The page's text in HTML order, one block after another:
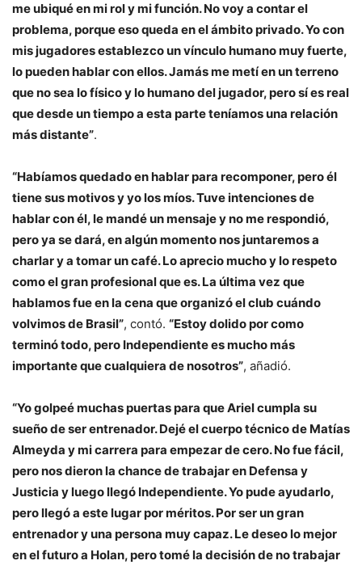
me ubiqué en mi rol y mi función. No voy a contar el
problema, porque eso queda en el ámbito privado. Yo con
mis jugadores establezco un vínculo humano muy fuerte,
lo pueden hablar con ellos. Jamás me metí en un terreno
que no sea lo físico y lo humano del jugador, pero sí es real
que desde un tiempo a esta parte teníamos una relación
más distante”.
“Habíamos quedado en hablar para recomponer, pero él
tiene sus motivos y yo los míos. Tuve intenciones de
hablar con él, le mandé un mensaje y no me respondió,
pero ya se dará, en algún momento nos juntaremos a
charlar y a tomar un café. Lo aprecio mucho y lo respeto
como el gran profesional que es. La última vez que
hablamos fue en la cena que organizó el club cuándo
volvimos de Brasil”, contó. “Estoy dolido por como
terminó todo, pero Independiente es mucho más
importante que cualquiera de nosotros”, añadió.
“Yo golpeé muchas puertas para que Ariel cumpla su
sueño de ser entrenador. Dejé el cuerpo técnico de Matías
Almeyda y mi carrera para empezar de cero. No fue fácil,
pero nos dieron la chance de trabajar en Defensa y
Justicia y luego llegó Independiente. Yo pude ayudarlo,
pero llegó a este lugar por méritos. Por ser un gran
entrenador y una persona muy capaz. Le deseo lo mejor
en el futuro a Holan, pero tomé la decisión de no trabajar